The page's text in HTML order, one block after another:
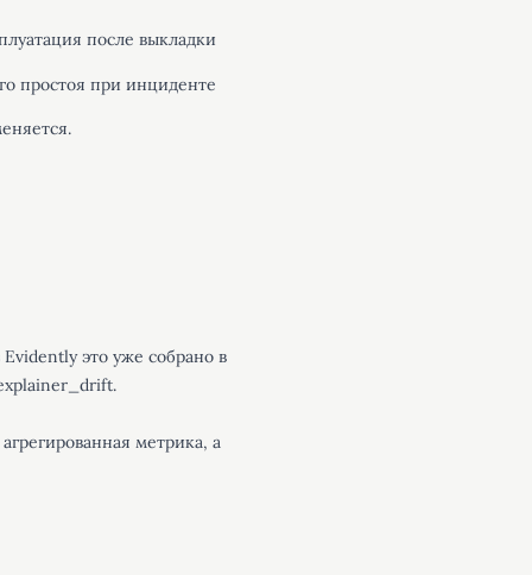
после выкладки
простоя при инциденте
это уже собрано в
.
метрика, а